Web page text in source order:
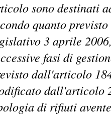
sono destinati
quanto
3 aprile
fasi di
dall'articolo
dall'articolo
di rifiuti